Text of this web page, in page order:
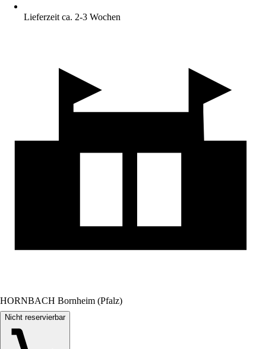
Lieferzeit ca. 2-3 Wochen
HORNBACH Bornheim (Pfalz)
Nicht reservierbar